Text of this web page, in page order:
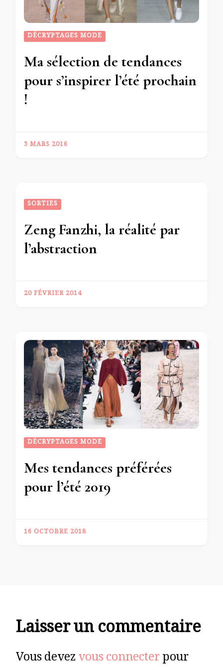
DÉCRYPTAGES MODE
Ma sélection de tendances
pour s’inspirer l’été prochain
!
3 MARS 2016
SORTIES
Zeng Fanzhi, la réalité par
l’abstraction
20 FÉVRIER 2014
DÉCRYPTAGES MODE
Mes tendances préférées
pour l’été 2019
16 OCTOBRE 2018
Laisser un commentaire
Vous devezvous connecterpour